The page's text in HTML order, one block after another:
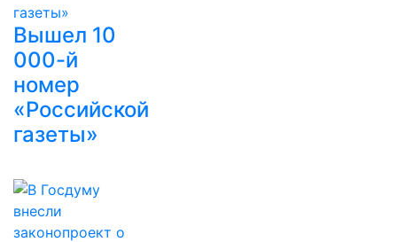
Вышел 10
000-й
номер
«Российской
газеты»